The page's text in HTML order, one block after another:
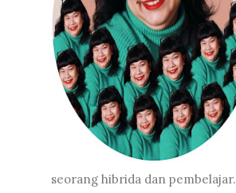
seorang hibrida dan pembelajar.